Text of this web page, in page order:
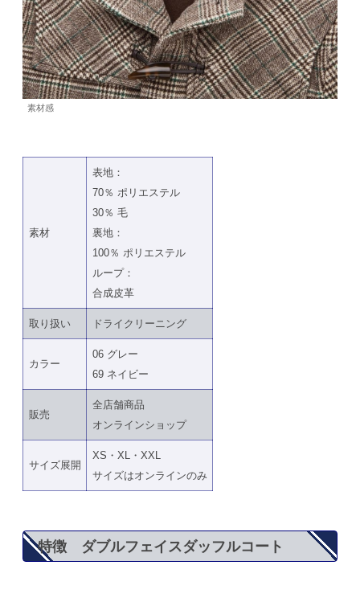
素材感
素材
表地：
70％ ポリエステル
30％ 毛
裏地：
100％ ポリエステル
ループ：
合成皮革
取り扱い ドライクリーニング
カラー
06 グレー
69 ネイビー
販売
全店舗商品
オンラインショップ
サイズ展開
XS・XL・XXL
サイズはオンラインのみ
特徴 ダブルフェイスダッフルコート